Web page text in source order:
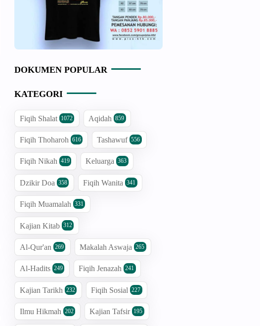
DOKUMEN POPULAR
KATEGORI
Fiqih Shalat 1072 Aqidah 859
Fiqih Thoharoh 616 Tashawuf 556
Fiqih Nikah 419 Keluarga 363
Dzikir Doa 358 Fiqih Wanita 341
Fiqih Muamalah 331
Kajian Kitab 312
Al-Qur'an 269 Makalah Aswaja 265
Al-Hadits 249 Fiqih Jenazah 241
Kajian Tarikh 232 Fiqih Sosial 227
Ilmu Hikmah 202 Kajian Tafsir 195